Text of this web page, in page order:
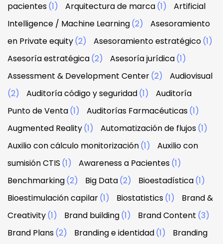
pacientes(1) Arquitectura de marca(1)
Artificial
Intelligence / Machine Learning(2)
Asesoramiento
en Private equity(2) Asesoramiento estratégico(1)
Asesoría estratégica(2) Asesoría jurídica(1)
Assessment & Development Center(2)
Audiovisual
(2)
Auditoría código y seguridad(1)
Auditoría
Punto de Venta(1) Auditorías Farmacéuticas(1)
Augmented Reality(1) Automatización de flujos(1)
Auxilio con cálculo monitorización(1)
Auxilio con
sumisión CTIS (1) Awareness a Pacientes(1)
Benchmarking(2) Big Data(2) Bioestadística(1)
Bioestimulación capilar(1) Biostatistics(1)
Brand &
Creativity(1) Brand building(1) Brand Content (3)
Brand Plans(2) Branding e identidad(1)
Branding